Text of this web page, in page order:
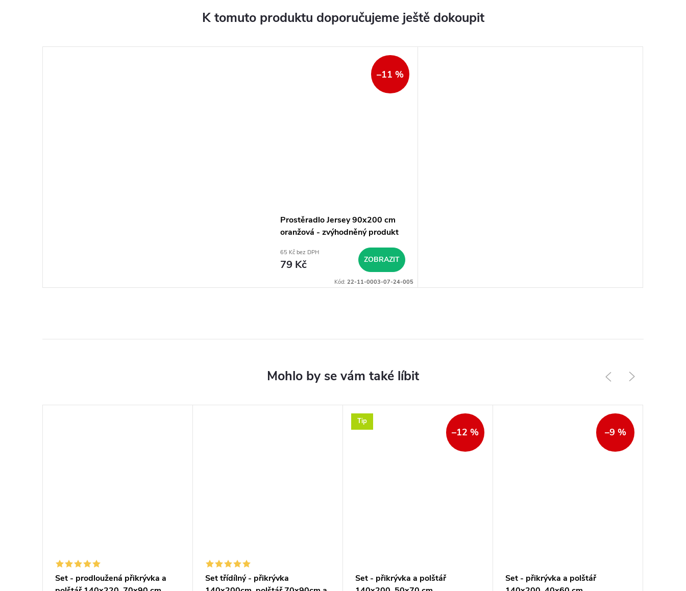
K tomuto produktu doporučujeme ještě dokoupit
–11 %
Prostěradlo Jersey 90x200 cm
oranžová - zvýhodněný produkt
65 Kč bez DPH
79 Kč ZOBRAZIT
Kód: 22-11-0003-07-24-005
Set - prodloužená přikrývka a
Set třídílný - přikrývka
Tip
–12 %
Set - přikrývka a polštář
–9 %
Set - přikrývka a polštář